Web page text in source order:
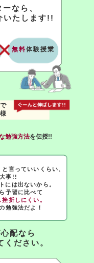
なら、
いたします!!
無料体験授業
で
勉強方法を伝授!!
と言っていいくらい、
事!!
には出ないから。
予習に比べて
折しにくい。
勉強法だよ！
配なら
ください。